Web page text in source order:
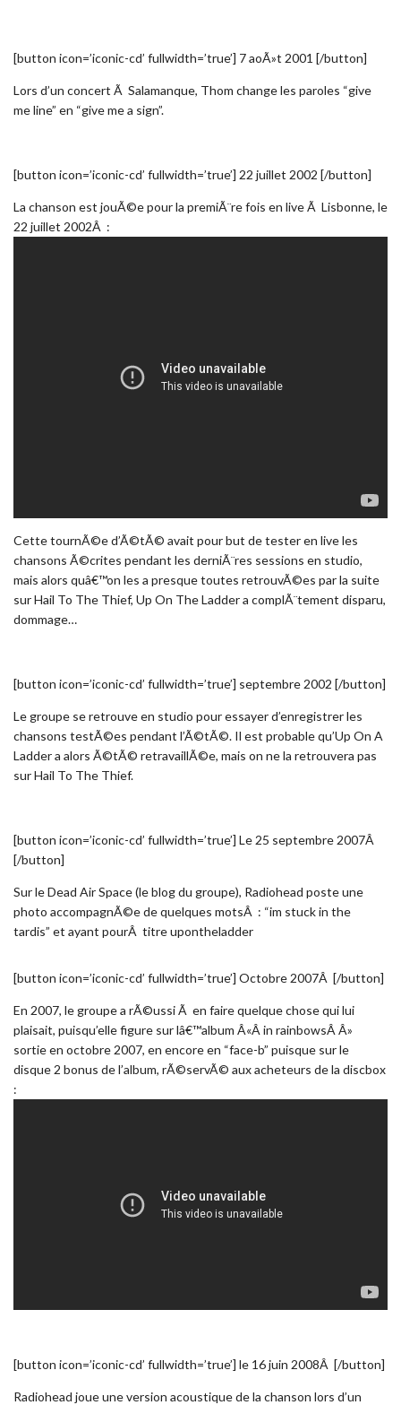
[button icon=’iconic-cd’ fullwidth=’true’] 7 aoÃ»t 2001 [/button]
Lors d’un concert Ã Salamanque, Thom change les paroles “give
me line” en “give me a sign”.
[button icon=’iconic-cd’ fullwidth=’true’] 22 juillet 2002 [/button]
La chanson est jouÃ©e pour la premiÃ¨re fois en live Ã Lisbonne, le
22 juillet 2002Â :
Cette tournÃ©e d’Ã©tÃ© avait pour but de tester en live les
chansons Ã©crites pendant les derniÃ¨res sessions en studio,
mais alors quâ€™on les a presque toutes retrouvÃ©es par la suite
sur Hail To The Thief, Up On The Ladder a complÃ¨tement disparu,
dommage…
[button icon=’iconic-cd’ fullwidth=’true’] septembre 2002 [/button]
Le groupe se retrouve en studio pour essayer d’enregistrer les
chansons testÃ©es pendant l’Ã©tÃ©. Il est probable qu’Up On A
Ladder a alors Ã©tÃ© retravaillÃ©e, mais on ne la retrouvera pas
sur Hail To The Thief.
[button icon=’iconic-cd’ fullwidth=’true’] Le 25 septembre 2007Â
[/button]
Sur le Dead Air Space (le blog du groupe), Radiohead poste une
photo accompagnÃ©e de quelques motsÂ : “im stuck in the
tardis” et ayant pourÂ titre upontheladder
[button icon=’iconic-cd’ fullwidth=’true’] Octobre 2007Â [/button]
En 2007, le groupe a rÃ©ussi Ã en faire quelque chose qui lui
plaisait, puisqu’elle figure sur lâ€™album Â«Â in rainbowsÂ Â»
sortie en octobre 2007, en encore en “face-b” puisque sur le
disque 2 bonus de l’album, rÃ©servÃ© aux acheteurs de la discbox
:
[button icon=’iconic-cd’ fullwidth=’true’] le 16 juin 2008Â [/button]
Radiohead joue une version acoustique de la chanson lors d’un